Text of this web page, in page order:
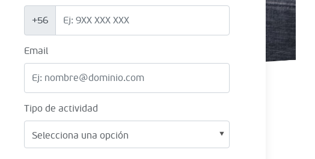
+56
Email
Tipo de actividad